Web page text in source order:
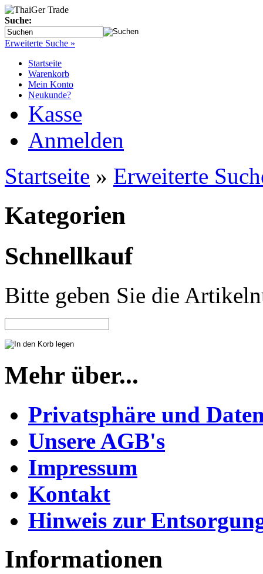
Suche:
Erweiterte Suche »
Startseite
Warenkorb
Mein Konto
Neukunde?
Kasse
Anmelden
Startseite » Erweiterte
Kategorien
Schnellkauf
Bitte geben Sie die
Mehr über...
Privatsphäre und
Unsere AGB's
Impressum
Kontakt
Hinweis zur
Informationen